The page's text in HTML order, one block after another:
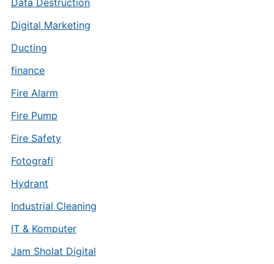
Data Destruction
Digital Marketing
Ducting
finance
Fire Alarm
Fire Pump
Fire Safety
Fotografi
Hydrant
Industrial Cleaning
IT & Komputer
Jam Sholat Digital